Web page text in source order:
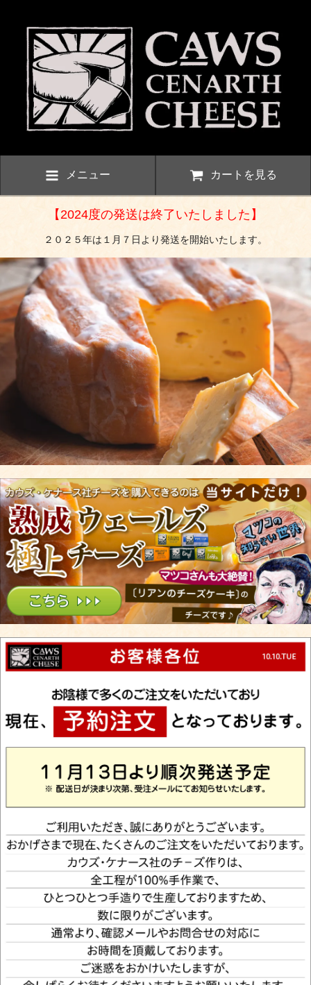
メニュー カートを見る
【2024度の発送は終了いたしました】
２０２５年は１月７日より発送を開始いたします。